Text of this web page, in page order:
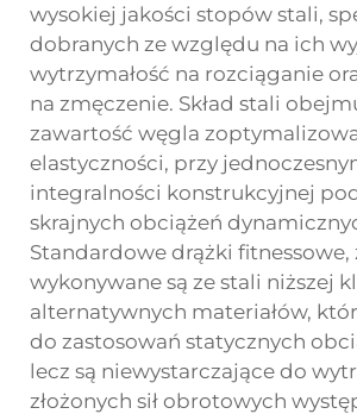
wysokiej jakości stopów stali,
dobranych ze względu na ich
wytrzymałość na rozciąganie
na zmęczenie. Skład stali
zawartość węgla
elastyczności, przy
integralności konstrukcyjnej
skrajnych obciążeń
Standardowe drążki fitnessowe,
wykonywane są ze stali niższej
alternatywnych materiałów,
do zastosowań statycznych
lecz są niewystarczające do
złożonych sił obrotowych